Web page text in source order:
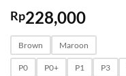
Rp228,000
Brown Maroon
P0 P0+ P1 P3